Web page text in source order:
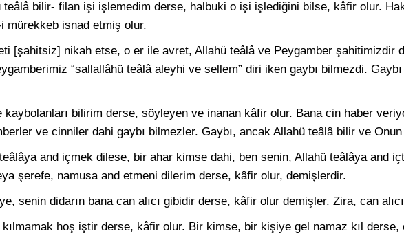
teâlâ bilir- filan işi işlemedim derse, halbuki o işi işlediğini bilse, kâfir olur.
mürekkeb isnad etmiş olur.
[şahitsiz] nikah etse, o er ile avret, Allahü teâlâ ve Peygamber şahitimizdir
“sallallâhü teâlâ aleyhi ve sellem” diri iken gaybı bilmezdi.
kaybolanları bilirim derse, söyleyen ve inanan kâfir olur. Bana cin haber
ve cinniler dahi gaybı bilmezler. Gaybı, ancak Allahü teâlâ bilir ve
and içmek dilese, bir ahar kimse dahi, ben senin, Allahü teâlâya and
şerefe, namusa and etmeni dilerim derse, kâfir olur, demişlerdir.
senin didarın bana can alıcı gibidir derse, kâfir olur demişler. Zira, can
hoş iştir derse, kâfir olur. Bir kimse, bir kişiye gel namaz kıl derse,